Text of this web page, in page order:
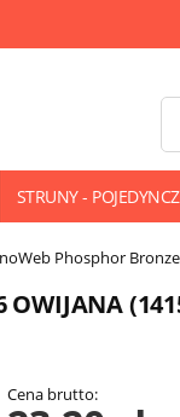
STRUNY -
Phosphor
OWIJANA
Cena brutto: